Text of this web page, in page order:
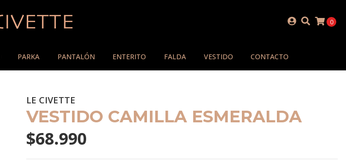
0
PARKA PANTALÓN ENTERITO FALDA VESTIDO CONTACTO
LE CIVETTE
VESTIDO CAMILLA ESMERALDA
$68.990